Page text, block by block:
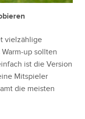
vielzählige
up sollten
ist die Version
Mitspieler
die meisten